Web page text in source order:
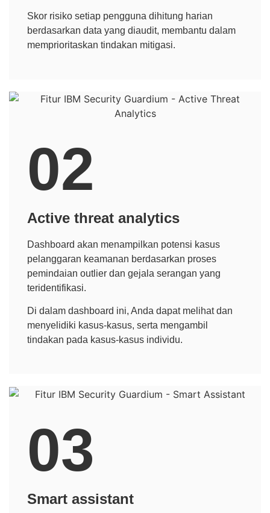
Skor risiko setiap pengguna dihitung harian
berdasarkan data yang diaudit, membantu dalam
memprioritaskan tindakan mitigasi.
02
Active threat analytics
Dashboard akan menampilkan potensi kasus
pelanggaran keamanan berdasarkan proses
pemindaian outlier dan gejala serangan yang
teridentifikasi.
Di dalam dashboard ini, Anda dapat melihat dan
menyelidiki kasus-kasus, serta mengambil
tindakan pada kasus-kasus individu.
03
Smart assistant